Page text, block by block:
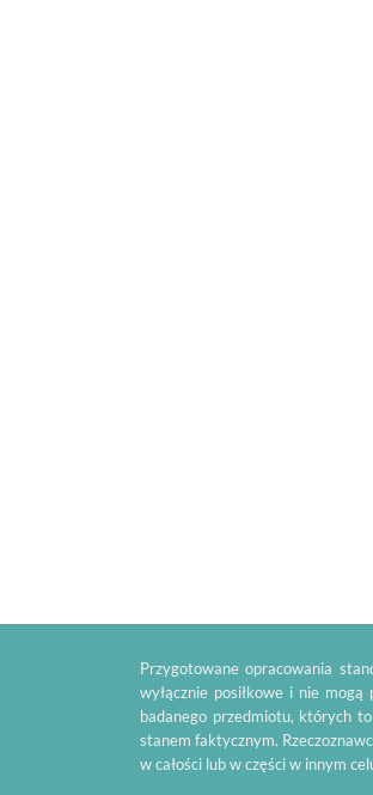
Przygotowane opracowania
wyłącznie posiłkowe i nie
badanego przedmiotu, których
stanem faktycznym.
w całości lub w części w innym